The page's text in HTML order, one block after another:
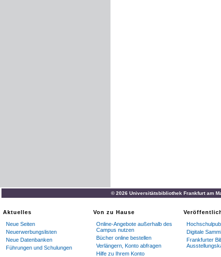
© 2026 Universitätsbibliothek Frankfurt am
Aktuelles
Neue Seiten
Neuerwerbungslisten
Neue Datenbanken
Führungen und Schulungen
Von zu Hause
Online-Angebote außerhalb des
Campus nutzen
Bücher online bestellen
Verlängern, Konto abfragen
Hilfe zu Ihrem Konto
Digitale
Frankfurter